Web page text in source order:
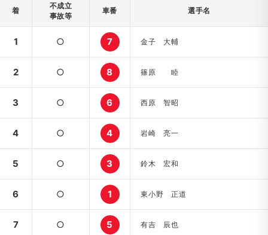
着
不成立
事故等
車番 選手名
1 ○ 7 金子 大輔
2 ○ 8 篠原 睦
3 ○ 6 西原 智昭
4 ○ 4 岩崎 亮一
5 ○ 3 鈴木 宏和
6 ○ 1 東小野 正道
7 ○ 5 有吉 辰也